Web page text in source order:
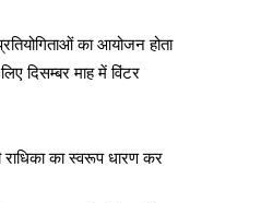
का आयोजन होता
दिसम्बर माह में विंटर
का स्वरूप धारण कर